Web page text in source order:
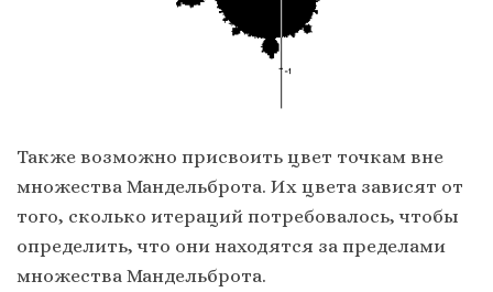
Также возможно присвоить цвет точкам вне
множества Мандельброта. Их цвета зависят от
того, сколько итераций потребовалось, чтобы
определить, что они находятся за пределами
множества Мандельброта.